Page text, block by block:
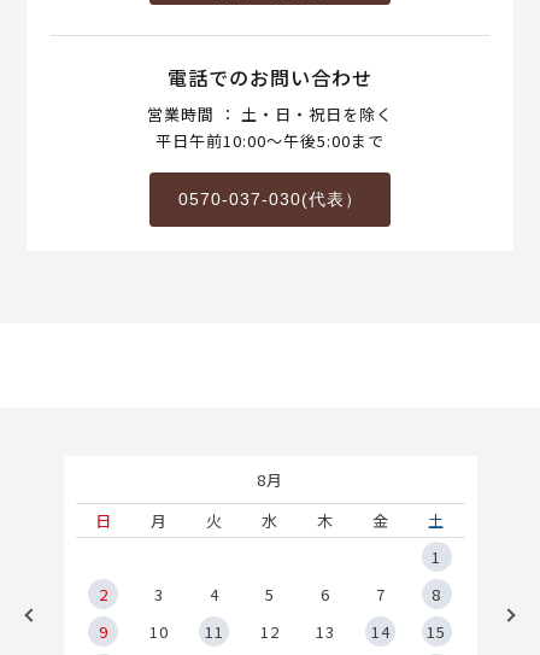
電話でのお問い合わせ
営業時間 ： 土・日・祝日を除く
平日午前10:00～午後5:00まで
0570-037-030(代表）
8月
日
月 火 水 木 金
土
1
2
3 4 5 6 7
8
9
10 11 12 13 14
15